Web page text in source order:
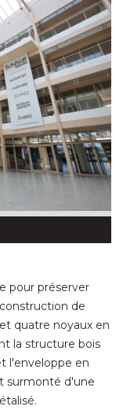
pour préserver
de
quatre noyaux en
la structure bois
l'enveloppe en
surmonté d'une